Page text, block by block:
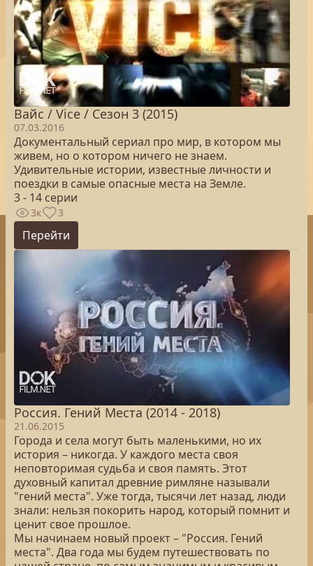
Вайс / Vice / Сезон 3 (2015)
07.03.2016
Документальный сериал про мир, в котором мы
живем, но о котором ничего не знаем.
Удивительные истории, известные личности и
поездки в самые опасные места на Земле.
3 - 14 серии
3к 3
Перейти
Россия. Гений Места (2014 - 2018)
21.06.2015
Города и села могут быть маленькими, но их
история – никогда. У каждого места своя
неповторимая судьба и своя память. Этот
духовный капитал древние римляне называли
"гений места". Уже тогда, тысячи лет назад, люди
знали: нельзя покорить народ, который помнит и
ценит свое прошлое.
Мы начинаем новый проект – "Россия. Гений
места". Два года мы будем путешествовать по